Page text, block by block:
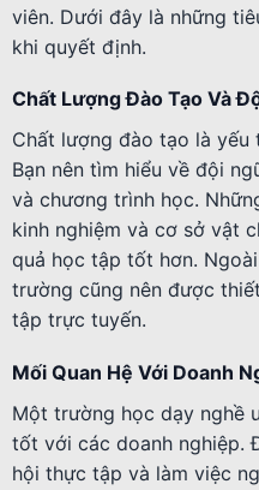
viên. Dưới đây là những
khi quyết định.
Chất Lượng Đào Tạo Và
Chất lượng đào tạo là yếu
Bạn nên tìm hiểu về đội
và chương trình học.
kinh nghiệm và cơ sở vật
quả học tập tốt hơn.
trường cũng nên được
tập trực tuyến.
Mối Quan Hệ Với Doanh
Một trường học dạy nghề
tốt với các doanh nghiệp.
hội thực tập và làm việc